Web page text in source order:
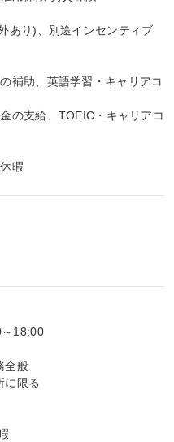
あり)、別途インセンティブ
補助、英語学習・キャリアコ
の支給、TOEIC・キャリアコ
暇
～18:00
全般
に限る